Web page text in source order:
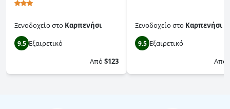
Ξενοδοχείοστο Καρπενήσι
9.5 Εξαιρετικό
Από$123
Ξενοδοχείοστο Καρπενήσι
9.5 Εξαιρετικό
Από